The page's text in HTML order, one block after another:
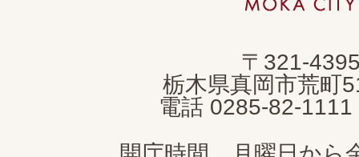
市
CITY
〒321-
栃木県真岡市荒町
電話 0285-82-1111